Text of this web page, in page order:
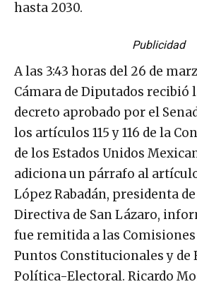
hasta 2030.
Publicidad
A las 3:43 horas del 26 de
Cámara de Diputados recibió
decreto aprobado por el
los artículos 115 y 116 de la
de los Estados Unidos
adiciona un párrafo al
López Rabadán, presidenta
Directiva de San Lázaro,
fue remitida a las Comisiones
Puntos Constitucionales y de
Política-Electoral. Ricardo